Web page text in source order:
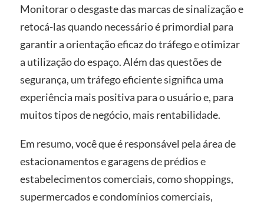
Monitorar o desgaste das marcas de sinalização e
retocá-las quando necessário é primordial para
garantir a orientação eficaz do tráfego e otimizar
a utilização do espaço. Além das questões de
segurança, um tráfego eficiente significa uma
experiência mais positiva para o usuário e, para
muitos tipos de negócio, mais rentabilidade.
Em resumo, você que é responsável pela área de
estacionamentos e garagens de prédios e
estabelecimentos comerciais, como shoppings,
supermercados e condomínios comerciais,